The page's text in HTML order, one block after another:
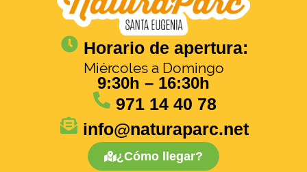
Horario de apertura:
Miércoles a Domingo
9:30h – 16:30h
971 14 40 78
info@naturaparc.net
¿Cómo llegar?